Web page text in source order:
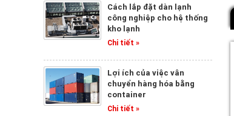
Cách lắp đặt dàn lạnh
công nghiệp cho hệ thống
kho lạnh
Chi tiết »
Lợi ích của việc vân
chuyển hàng hóa bằng
container
Chi tiết »